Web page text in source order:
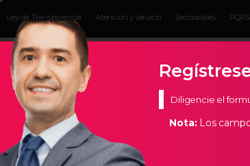
Ley de Transparencia Atención y servicio Seccionales PQRS
Programas para
empresarios
Eventos
Diligencie el
Nota:Los